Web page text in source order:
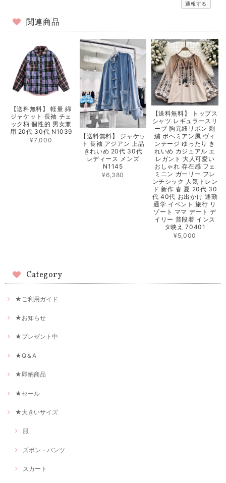
通報する
関連商品
【送料無料】 軽量 綿
ジャケット 長袖 チェ
ック柄 個性的 男女兼
用 20代 30代 N1039
¥7,000
【送料無料】 ジャケッ
ト 長袖 アジアン 上品
きれいめ 20代 30代
レディース メンズ
N1145
¥6,380
【送料無料】 トップス
シャツ レギュラースリ
ーブ 胸元紐リボン 刺
繍 ボヘミアン風 ヴィ
ンテージ ゆったり き
れいめ カジュアル エ
レガント 大人可愛い
おしゃれ 存在感 フェ
ミニン ガーリー フレ
ンチシック 人気トレン
ド 新作 春 夏 20代 30
代 40代 お出かけ 通勤
通学 イベント 旅行 リ
ゾート ママ デート デ
イリー 普段着 インス
タ映え 70401
¥5,000
Category
★ご利用ガイド
★お知らせ
★プレゼント中
★Q＆A
★即納商品
★セール
★大きいサイズ
服
ズボン・パンツ
スカート